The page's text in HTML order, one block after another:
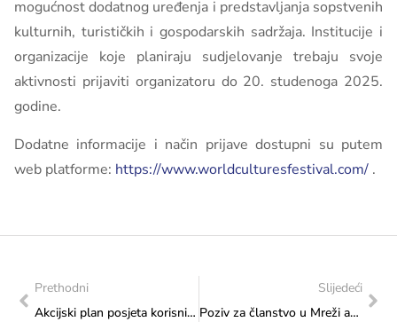
mogućnost dodatnog uređenja i predstavljanja sopstvenih
kulturnih, turističkih i gospodarskih sadržaja. Institucije i
organizacije koje planiraju sudjelovanje trebaju svoje
aktivnosti prijaviti organizatoru do 20. studenoga 2025.
godine.
Dodatne informacije i način prijave dostupni su putem
web platforme: https://www.worldculturesfestival.com/ .
Prethodni
Akcijski plan posjeta korisnicima sredstava Federalnog ministarstva kulture i športa: Realizirana posjeta Udruženju sevdalija Saray – Sevdah
Slijedeći
Poziv za članstvo u Mreži arapske kulture i umjetnosti (ACAN)